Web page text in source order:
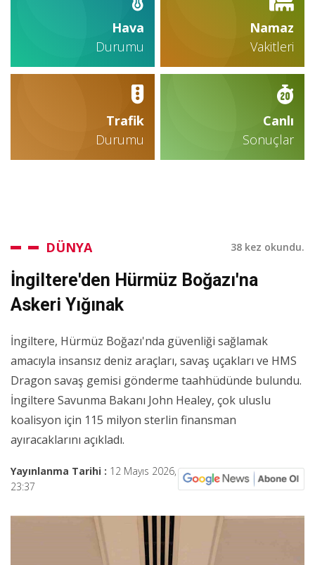
Hava
Durumu
Namaz
Vakitleri
Trafik
Durumu
Canlı
Sonuçlar
DÜNYA 38 kez okundu.
İngiltere'den Hürmüz Boğazı'na
Askeri Yığınak
İngiltere, Hürmüz Boğazı'nda güvenliği sağlamak
amacıyla insansız deniz araçları, savaş uçakları ve HMS
Dragon savaş gemisi gönderme taahhüdünde bulundu.
İngiltere Savunma Bakanı John Healey, çok uluslu
koalisyon için 115 milyon sterlin finansman
ayıracaklarını açıkladı.
Yayınlanma Tarihi : 12 Mayıs 2026,
23:37